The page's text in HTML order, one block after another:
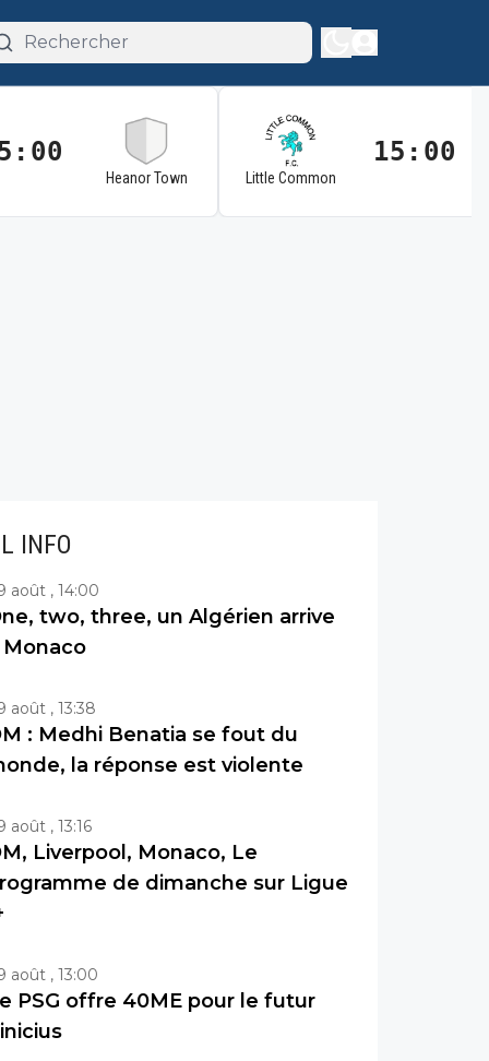
Heanor Town Little Common
15:00
INFO
août , 14:00
two, three, un Algérien arrive
Monaco
août , 13:38
: Medhi Benatia se fout du
la réponse est violente
août , 13:16
Liverpool, Monaco, Le
de dimanche sur Ligue
août , 13:00
PSG offre 40ME pour le futur